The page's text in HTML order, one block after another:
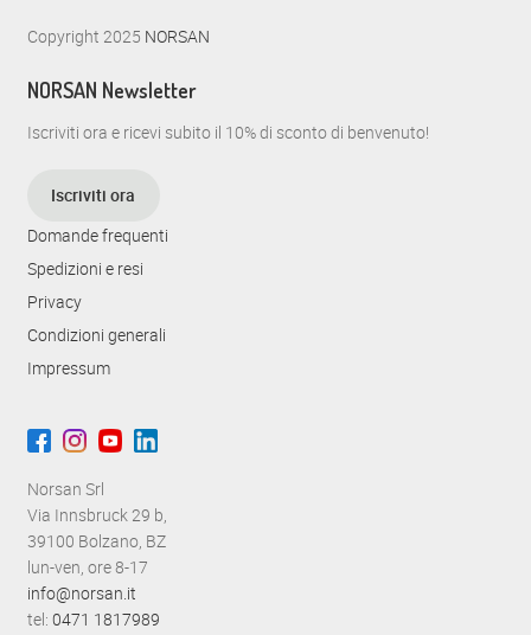
Copyright 2025 NORSAN
NORSAN Newsletter
Iscriviti ora e ricevi subito il 10% di sconto di benvenuto!
Iscriviti ora
Domande frequenti
Spedizioni e resi
Privacy
Condizioni generali
Impressum
Norsan Srl
Via Innsbruck 29 b,
39100 Bolzano, BZ
lun-ven, ore 8-17
info@norsan.it
tel: 0471 1817989